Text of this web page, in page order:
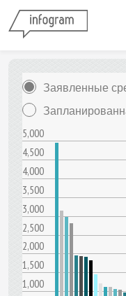
5,000
4,500
4,000
3,500
3,000
2,500
2,000
1,500
1,000